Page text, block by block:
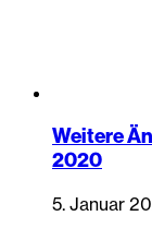
Weitere
2020
5. Januar